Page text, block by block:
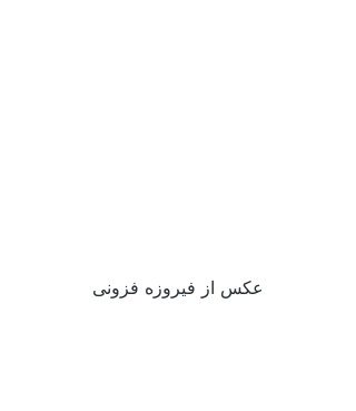
عکس از فیروزه فزونی